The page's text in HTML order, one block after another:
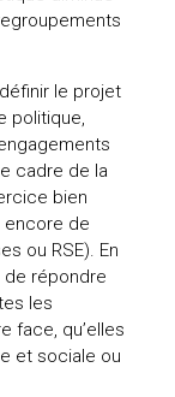
le projet
politique,
cadre de la
bien
encore de
ou RSE). En
de répondre
les
face, qu’elles
et sociale ou